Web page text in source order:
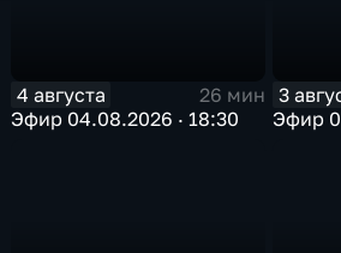
4 августа
26 мин
Эфир 04.08.2026 · 18:30
3
Эфир